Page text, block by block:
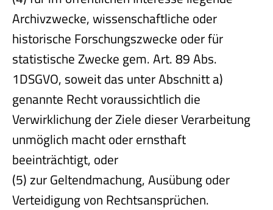
Archivzwecke, wissenschaftliche oder
historische Forschungszwecke oder für
statistische Zwecke gem. Art. 89 Abs.
1DSGVO, soweit das unter Abschnitt a)
genannte Recht voraussichtlich die
Verwirklichung der Ziele dieser Verarbeitung
unmöglich macht oder ernsthaft
beeinträchtigt, oder
(5) zur Geltendmachung, Ausübung oder
Verteidigung von Rechtsansprüchen.